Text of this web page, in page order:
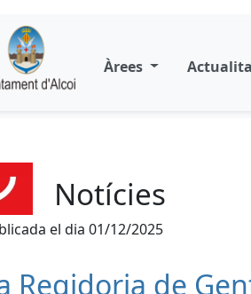
Àrees
Notícies
el dia 01/12/2025
Regidoria de